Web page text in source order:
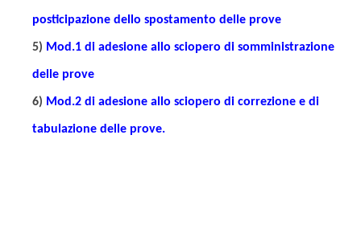
posticipazione dello spostamento delle prove
5) Mod.1 di adesione allo sciopero di somministrazione
delle prove
6) Mod.2 di adesione allo sciopero di correzione e di
tabulazione delle prove.